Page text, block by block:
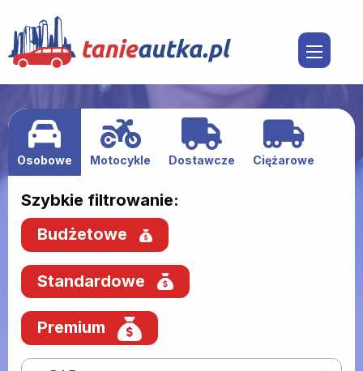
Osobowe Motocykle Dostawcze Ciężarowe
Szybkie filtrowanie:
Budżetowe
Standardowe
Premium